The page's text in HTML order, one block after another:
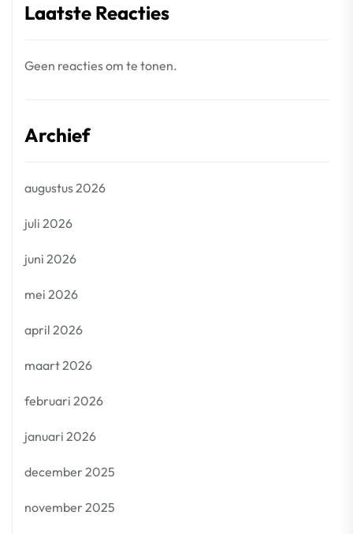
Laatste Reacties
Geen reacties om te tonen.
Archief
augustus 2026
juli 2026
juni 2026
mei 2026
april 2026
maart 2026
februari 2026
januari 2026
december 2025
november 2025